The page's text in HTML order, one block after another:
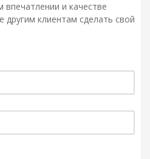
и качестве
клиентам сделать свой